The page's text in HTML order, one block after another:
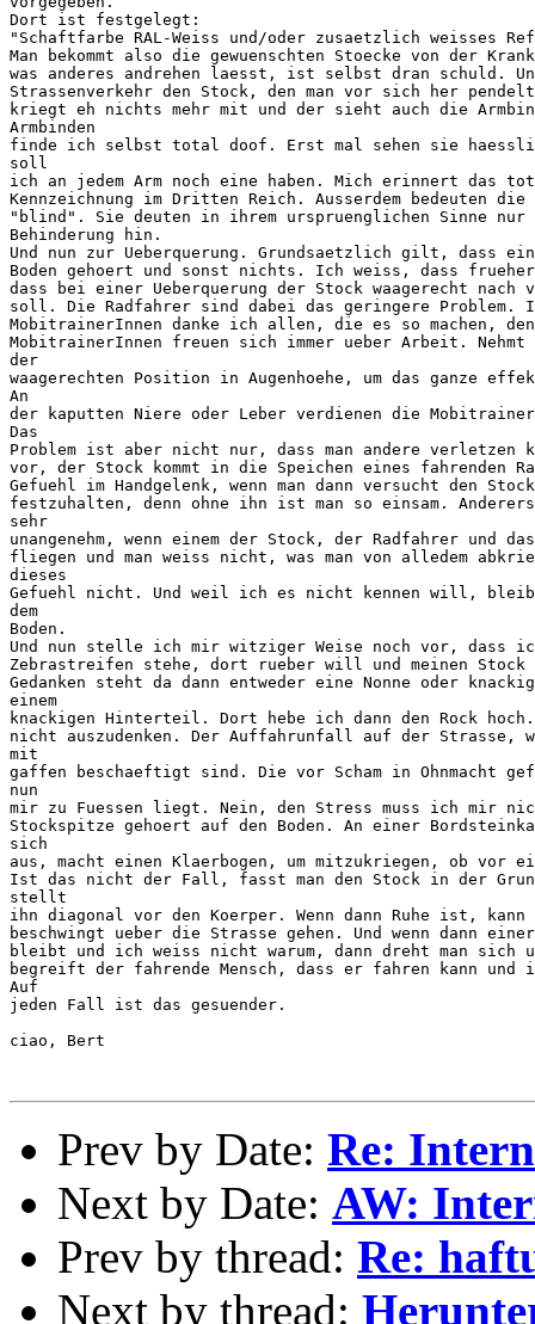
Dort ist festgelegt:
"Schaftfarbe RAL-Weiss und/oder zusaetzlich weisses
Man bekommt also die gewuenschten Stoecke von der
was anderes andrehen laesst, ist selbst dran schuld.
Strassenverkehr den Stock, den man vor sich her
kriegt eh nichts mehr mit und der sieht auch die
Armbinden
finde ich selbst total doof. Erst mal sehen sie
soll
ich an jedem Arm noch eine haben. Mich erinnert das
Kennzeichnung im Dritten Reich. Ausserdem bedeuten
"blind". Sie deuten in ihrem urspruenglichen Sinne nur
Behinderung hin.
Und nun zur Ueberquerung. Grundsaetzlich gilt, dass
Boden gehoert und sonst nichts. Ich weiss, dass
dass bei einer Ueberquerung der Stock waagerecht nach
soll. Die Radfahrer sind dabei das geringere Problem.
MobitrainerInnen danke ich allen, die es so machen,
MobitrainerInnen freuen sich immer ueber Arbeit.
der
waagerechten Position in Augenhoehe, um das ganze
An
der kaputten Niere oder Leber verdienen die
Das
Problem ist aber nicht nur, dass man andere verletzen
vor, der Stock kommt in die Speichen eines fahrenden
Gefuehl im Handgelenk, wenn man dann versucht den
festzuhalten, denn ohne ihn ist man so einsam.
sehr
unangenehm, wenn einem der Stock, der Radfahrer und
fliegen und man weiss nicht, was man von alledem
dieses
Gefuehl nicht. Und weil ich es nicht kennen will,
dem
Boden.
Und nun stelle ich mir witziger Weise noch vor, dass
Zebrastreifen stehe, dort rueber will und meinen Stock
Gedanken steht da dann entweder eine Nonne oder
einem
knackigen Hinterteil. Dort hebe ich dann den Rock
nicht auszudenken. Der Auffahrunfall auf der Strasse,
mit
gaffen beschaeftigt sind. Die vor Scham in Ohnmacht
nun
mir zu Fuessen liegt. Nein, den Stress muss ich mir
Stockspitze gehoert auf den Boden. An einer
sich
aus, macht einen Klaerbogen, um mitzukriegen, ob vor
Ist das nicht der Fall, fasst man den Stock in der
stellt
ihn diagonal vor den Koerper. Wenn dann Ruhe ist,
beschwingt ueber die Strasse gehen. Und wenn dann
bleibt und ich weiss nicht warum, dann dreht man sich
begreift der fahrende Mensch, dass er fahren kann
Auf
jeden Fall ist das gesuender.
ciao, Bert
Prev by Date: Re:
Next by Date: AW:
Prev by thread: Re:
Next by thread: